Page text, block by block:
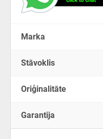
Marka
Stāvoklis
Oriģinalitāte
Garantija